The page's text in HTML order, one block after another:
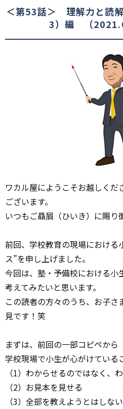
＜第53話＞ 理解力と読
3）編 （
ワカル屋にようこそお越しくだ
ございます。
いつもご贔屓（ひいき）に賜り
前回、学校教育の現場における
ス”を申し上げました。
今回は、塾・予備校における小
考えてみたいと思います。
この読者の方々のうち、お子
見です！笑
まずは、前回の一部コピペから
学校現場で小生が心がけている
（1）わからせるのではなく、
（2）お見本を見せる
（3）全部を教えようとはしない